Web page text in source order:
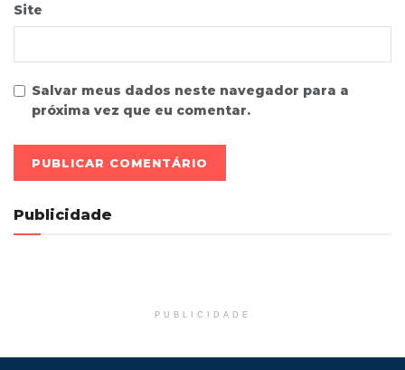
Site
Salvar meus dados neste navegador para a
próxima vez que eu comentar.
Publicidade
PUBLICIDADE